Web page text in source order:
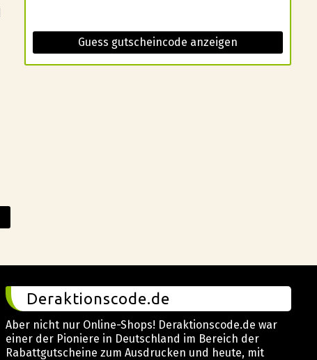
Guess gutscheincode anzeigen
Deraktionscode.de
Aber nicht nur Online-Shops! Deraktionscode.de war
einer der Pioniere in Deutschland im Bereich der
Rabattgutscheine zum Ausdrucken und heute, mit